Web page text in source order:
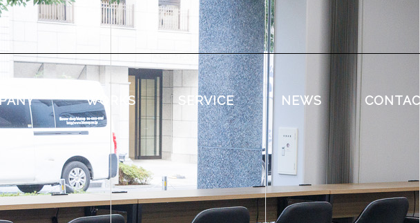
WORKS SERVICE NEWS